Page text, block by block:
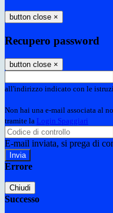
button close ×
Recupero password
button close ×
all'indirizzo indicato con le
Non hai una e-mail associata al
tramite la Login Spaggiari
E-mail inviata, si prega di
Errore
Chiudi
Successo